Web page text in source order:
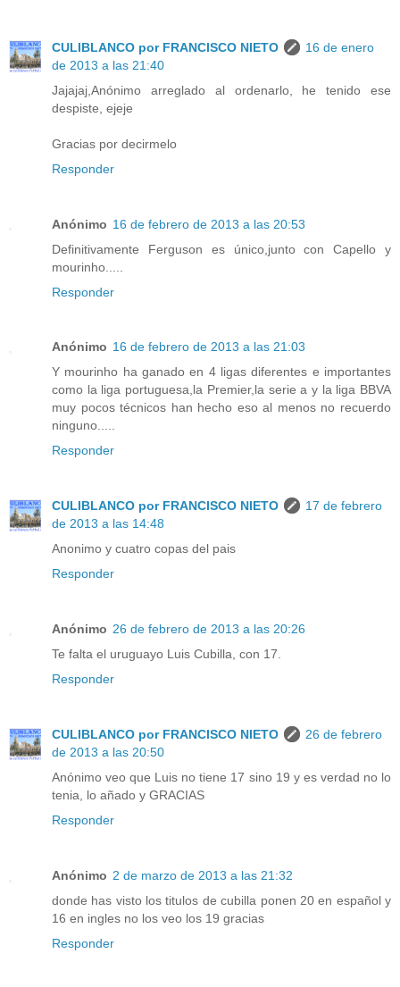
CULIBLANCO por FRANCISCO NIETO
16 de enero
de 2013 a las 21:40
Jajajaj,Anónimo arreglado al ordenarlo, he tenido ese
despiste, ejeje
Gracias por decirmelo
Responder
Anónimo 16 de febrero de 2013 a las 20:53
Definitivamente Ferguson es único,junto con Capello y
mourinho.....
Responder
Anónimo 16 de febrero de 2013 a las 21:03
Y mourinho ha ganado en 4 ligas diferentes e importantes
como la liga portuguesa,la Premier,la serie a y la liga BBVA
muy pocos técnicos han hecho eso al menos no recuerdo
ninguno.....
Responder
CULIBLANCO por FRANCISCO NIETO
17 de febrero
de 2013 a las 14:48
Anonimo y cuatro copas del pais
Responder
Anónimo 26 de febrero de 2013 a las 20:26
Te falta el uruguayo Luis Cubilla, con 17.
Responder
CULIBLANCO por FRANCISCO NIETO
26 de febrero
de 2013 a las 20:50
Anónimo veo que Luis no tiene 17 sino 19 y es verdad no lo
tenia, lo añado y GRACIAS
Responder
Anónimo 2 de marzo de 2013 a las 21:32
donde has visto los titulos de cubilla ponen 20 en español y
16 en ingles no los veo los 19 gracias
Responder